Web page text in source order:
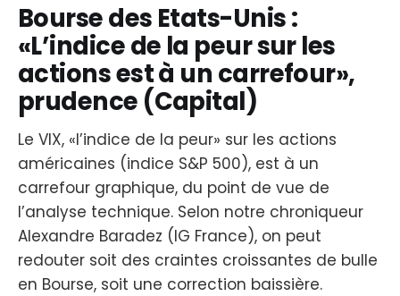
Bourse des Etats-Unis :
«L’indice de la peur sur les
actions est à un carrefour»,
prudence (Capital)
Le VIX, «l’indice de la peur» sur les actions
américaines (indice S&P 500), est à un
carrefour graphique, du point de vue de
l’analyse technique. Selon notre chroniqueur
Alexandre Baradez (IG France), on peut
redouter soit des craintes croissantes de bulle
en Bourse, soit une correction baissière.